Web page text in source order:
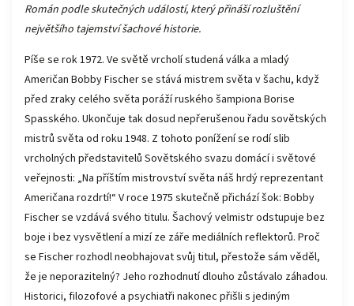
Román podle skutečných událostí, který přináší rozluštění
největšího tajemství šachové historie.
Píše se rok 1972. Ve světě vrcholí studená válka a mladý
Američan Bobby Fischer se stává mistrem světa v šachu, když
před zraky celého světa poráží ruského šampiona Borise
Spasského. Ukončuje tak dosud nepřerušenou řadu sovětských
mistrů světa od roku 1948. Z tohoto ponížení se rodí slib
vrcholných představitelů Sovětského svazu domácí i světové
veřejnosti: „Na příštím mistrovství světa náš hrdý reprezentant
Američana rozdrtí!“ V roce 1975 skutečně přichází šok: Bobby
Fischer se vzdává svého titulu. Šachový velmistr odstupuje bez
boje i bez vysvětlení a mizí ze záře mediálních reflektorů. Proč
se Fischer rozhodl neobhajovat svůj titul, přestože sám věděl,
že je neporazitelný? Jeho rozhodnutí dlouho zůstávalo záhadou.
Historici, filozofové a psychiatři nakonec přišli s jediným